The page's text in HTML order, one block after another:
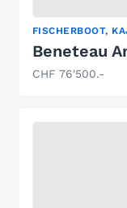
CHF 76'500.-